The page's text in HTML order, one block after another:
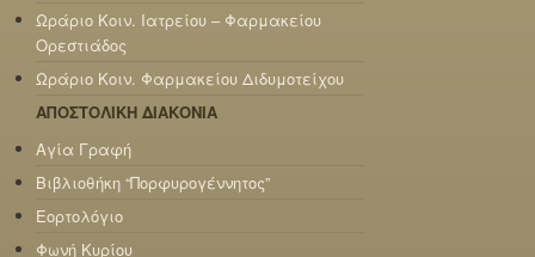
Ωράριο Κοιν. Ιατρείου – Φαρμακείου
Ορεστιάδος
Ωράριο Κοιν. Φαρμακείου Διδυμοτείχου
ΑΠΟΣΤΟΛΙΚΗ ΔΙΑΚΟΝΙΑ
Αγία Γραφή
Βιβλιοθήκη “Πορφυρογέννητος”
Εορτολόγιο
Φωνή Κυρίου